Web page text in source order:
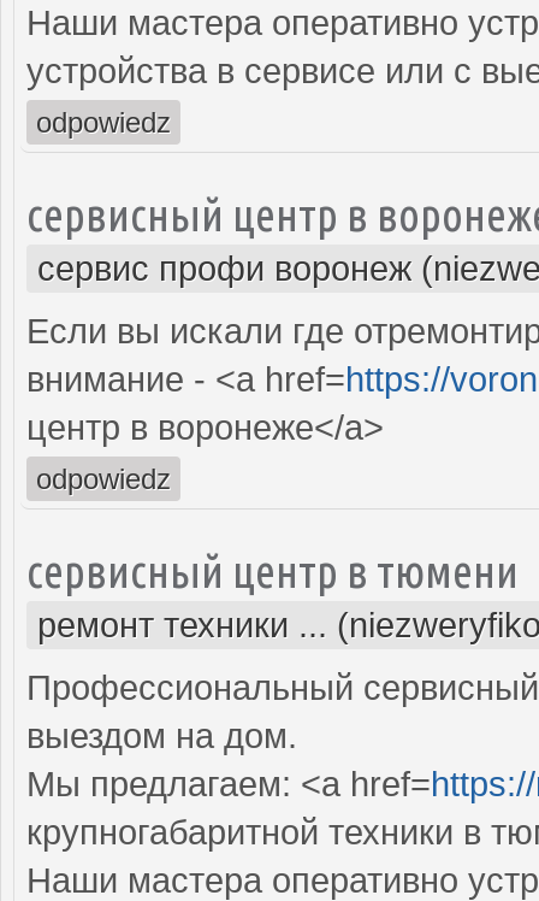
Наши мастера оперативно
устройства в сервисе или с
odpowiedz
сервисный центр в
сервис профи воронеж
Если вы искали где
внимание - <a href=https://
центр в воронеже</a>
odpowiedz
сервисный центр в тюмени
ремонт техники ...
Профессиональный
выездом на дом.
Мы предлагаем: <a href=
крупногабаритной техники в
Наши мастера оперативно